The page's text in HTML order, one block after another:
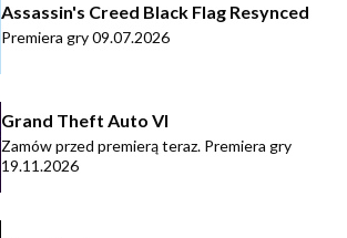
Assassin's Creed Black Flag Resynced
Premiera gry 09.07.2026
Grand Theft Auto VI
Zamów przed premierą teraz. Premiera gry
19.11.2026